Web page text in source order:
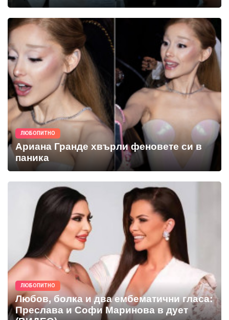
ЛЮБОПИТНО
Ариана Гранде хвърли феновете си в
паника
ЛЮБОПИТНО
Любов, болка и два ембематични гласа:
Преслава и Софи Маринова в дует